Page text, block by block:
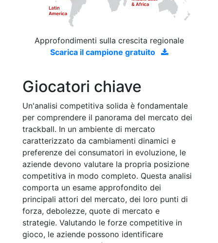
Approfondimenti sulla crescita regionale
Scarica il campione gratuito
Giocatori chiave
Un'analisi competitiva solida è fondamentale
per comprendere il panorama del mercato dei
trackball. In un ambiente di mercato
caratterizzato da cambiamenti dinamici e
preferenze dei consumatori in evoluzione, le
aziende devono valutare la propria posizione
competitiva in modo completo. Questa analisi
comporta un esame approfondito dei
principali attori del mercato, dei loro punti di
forza, debolezze, quote di mercato e
strategie. Valutando le forze competitive in
gioco, le aziende possono identificare